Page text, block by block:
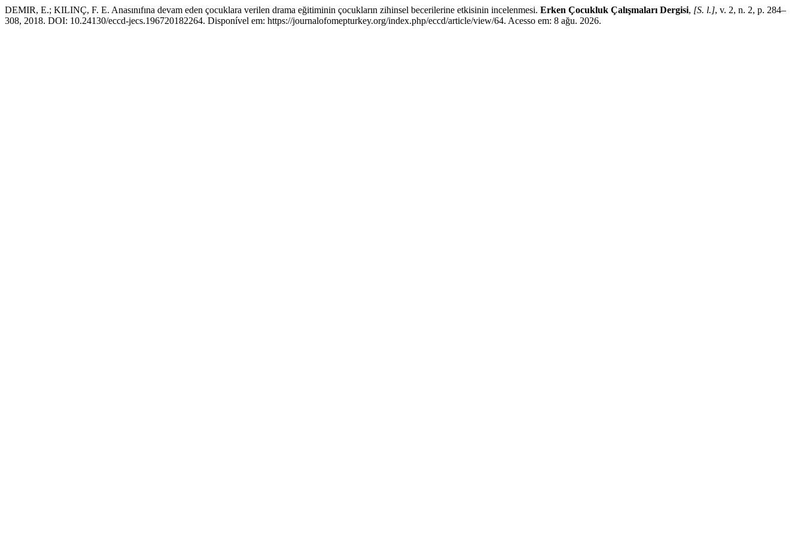
DEMIR, E.; KILINÇ, F. E. Anasınıfına devam eden çocuklara verilen drama eğitiminin çocukların zihinsel becerilerine etkisinin incelenmesi. Erken Çocukluk Çalışmaları Dergisi, [S. l.], v. 2, n. 2, p. 284–
308, 2018. DOI: 10.24130/eccd-jecs.196720182264. Disponível em: https://journalofomepturkey.org/index.php/eccd/article/view/64. Acesso em: 8 ağu. 2026.